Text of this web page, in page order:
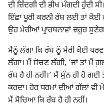
ਦੀ ਜ਼ਿੰਦਗੀ ਦੀ ਭੀਖ ਮੰਗਦੀ ਹੁੰਦੀ
ਇੱਛਾ ਪੂਰੀ ਕਰਨੀ ਰੱਬ ਲਈ ਤਾਂ ਕੋਈ
ਉਹ ਮੇਰੀਆਂ ਪ੍ਰਾਰਥਨਾਵਾਂ ਜ਼ਰੂਰ
ਮੈਨੂੰ ਲੱਗਾ ਕਿ ਰੱਬ ਨੂੰ ਮੇਰੀ ਕੋਈ
ਲੱਗਾ। ਮੈਂ ਸੋਚਣ ਲੱਗੀ, ‘ਜਾਂ ਤਾਂ ਮੈਂ
ਰੱਬ ਹੈ ਹੀ ਨਹੀਂ।’ ਮੈਂ ਸੁੰਨ ਹੀ ਹੋ ਗਈ
ਕਰਦਾ। ਹੋਰ ਧਰਮਾਂ ਦੀਆਂ ਗੱਲਾਂ
ਮੈਂ ਸੋਚਿਆ ਕਿ ਰੱਬ ਹੈ ਹੀ ਨਹੀਂ।